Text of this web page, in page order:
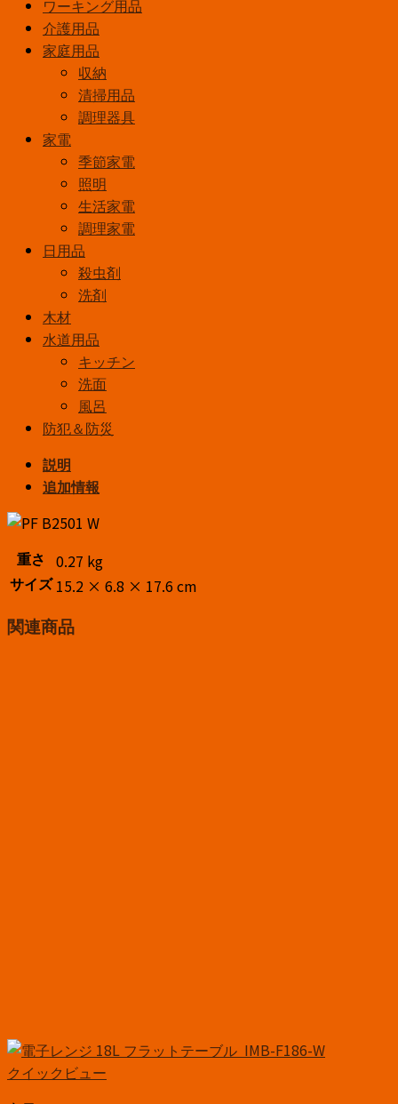
ワーキング用品
介護用品
家庭用品
収納
清掃用品
調理器具
家電
季節家電
照明
生活家電
調理家電
日用品
殺虫剤
洗剤
木材
水道用品
キッチン
洗面
風呂
防犯＆防災
説明
追加情報
重さ 0.27 kg
サイズ 15.2 × 6.8 × 17.6 cm
関連商品
クイックビュー